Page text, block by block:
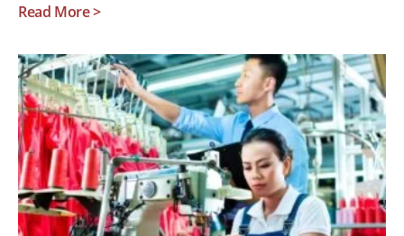
Read More >